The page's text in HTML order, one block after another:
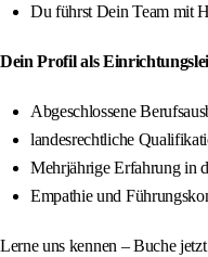
Du führst Dein Team mit
Dein Profil als
Abgeschlossene
landesrechtliche
Mehrjährige Erfahrung in
Empathie und
Lerne uns kennen – Buche